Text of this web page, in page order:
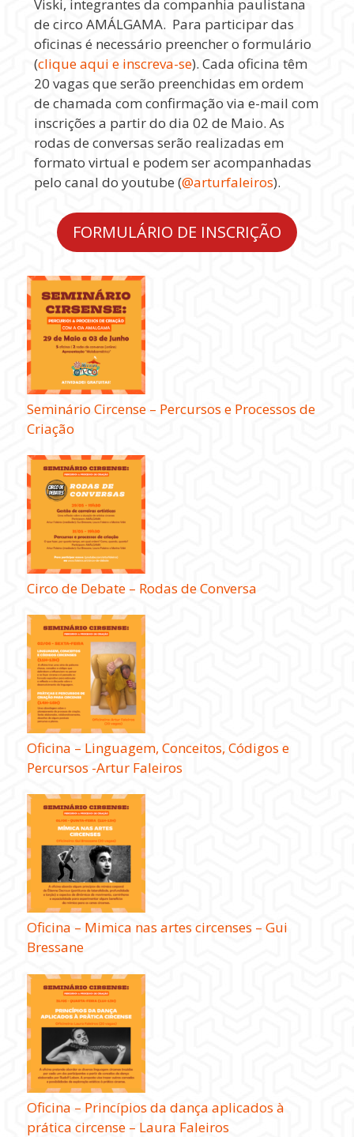
Viski, integrantes da companhia paulistana
de circo AMÁLGAMA. Para participar das
oficinas é necessário preencher o formulário
(clique aqui e inscreva-se). Cada oficina têm
20 vagas que serão preenchidas em ordem
de chamada com confirmação via e-mail com
inscrições a partir do dia 02 de Maio. As
rodas de conversas serão realizadas em
formato virtual e podem ser acompanhadas
pelo canal do youtube (@arturfaleiros).
FORMULÁRIO DE INSCRIÇÃO
Seminário Circense – Percursos e Processos de
Criação
Circo de Debate – Rodas de Conversa
Oficina – Linguagem, Conceitos, Códigos e
Percursos -Artur Faleiros
Oficina – Mimica nas artes circenses – Gui
Bressane
Oficina – Princípios da dança aplicados à
prática circense – Laura Faleiros